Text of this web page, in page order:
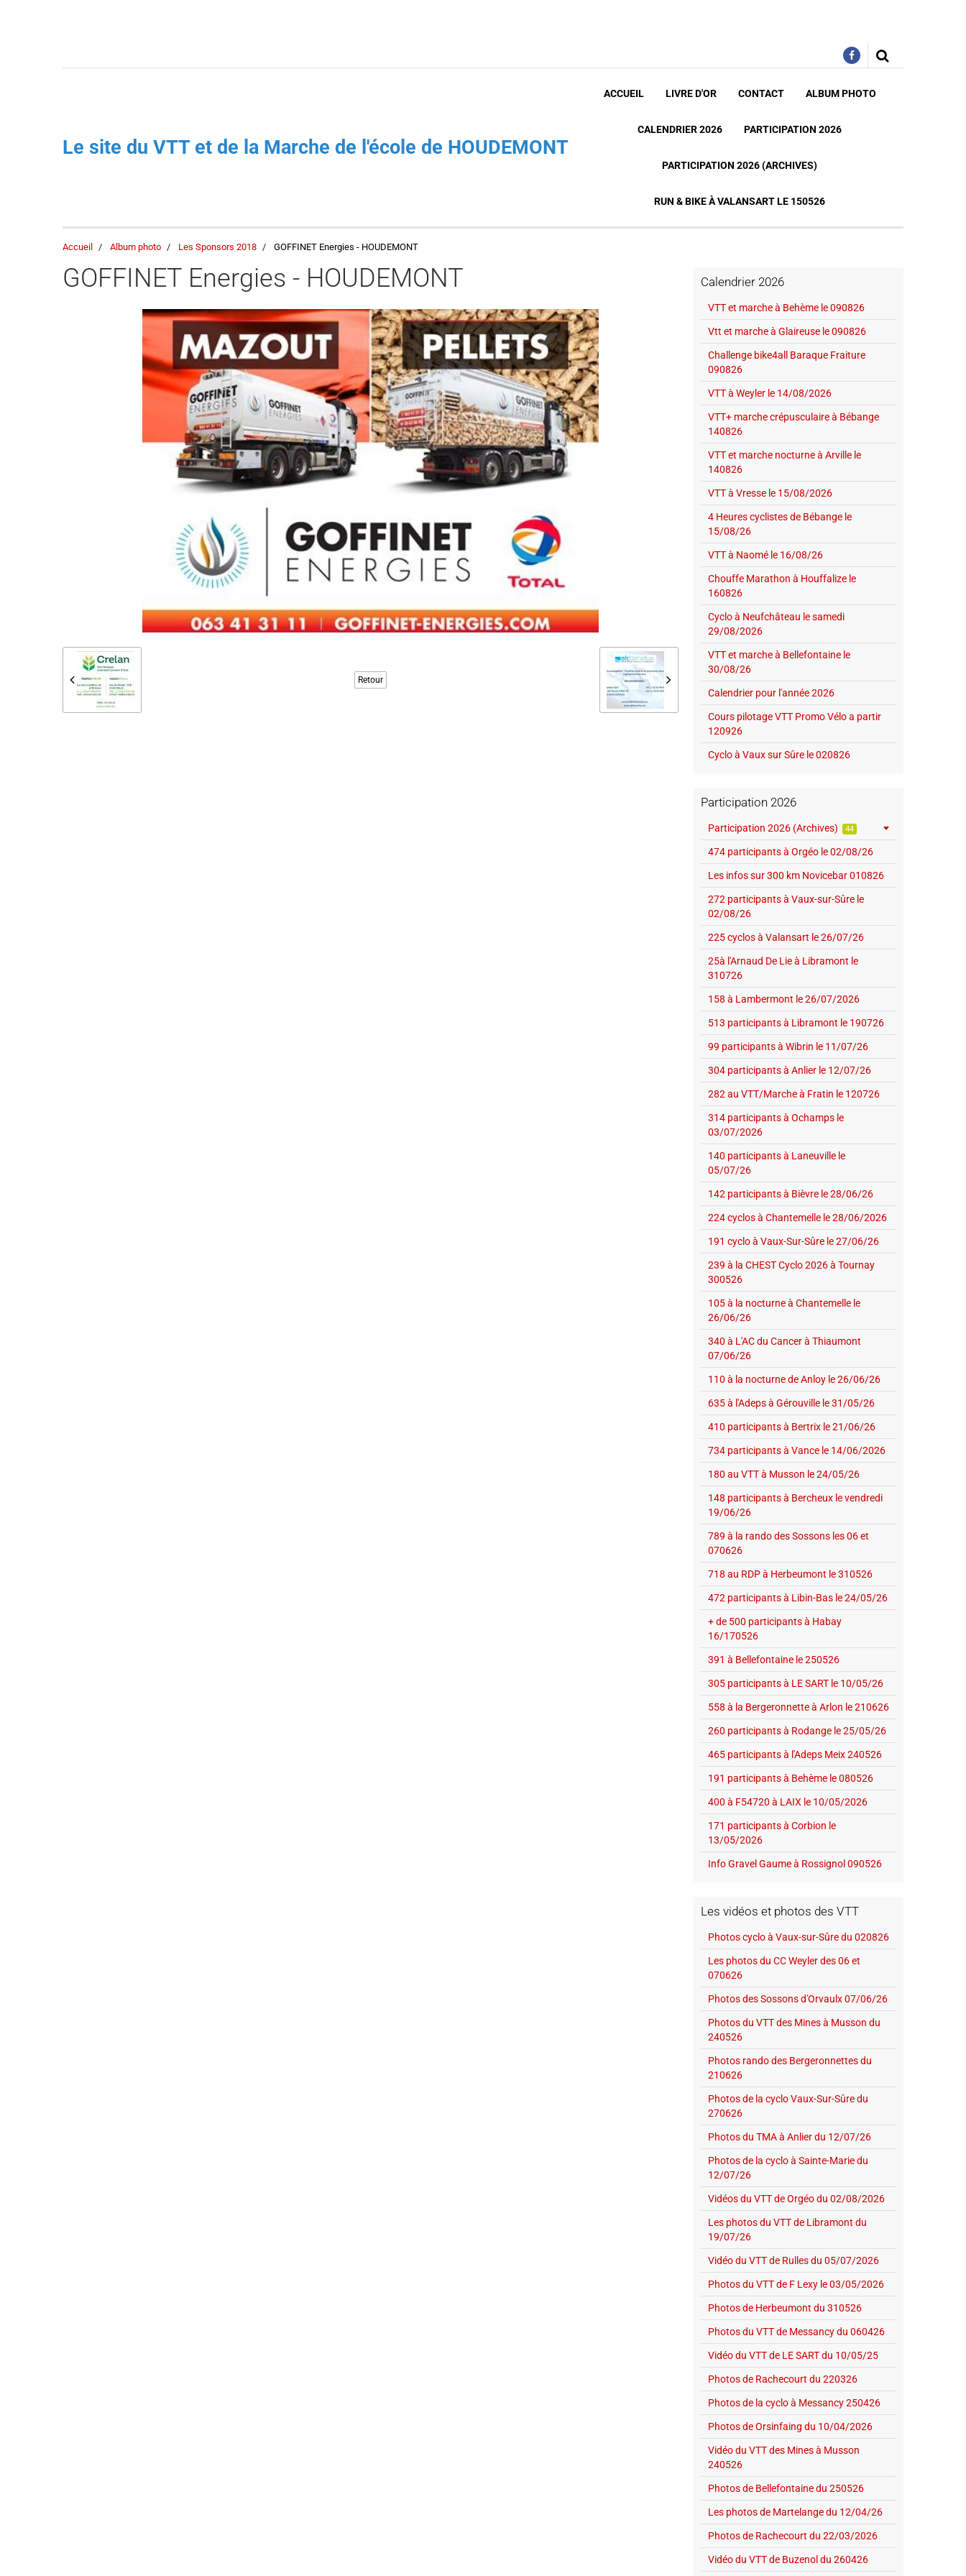
Le site du VTT et de la Marche de l'école de HOUDEMONT
ACCUEIL LIVRE D'OR CONTACT ALBUM PHOTO
CALENDRIER 2026 PARTICIPATION 2026
PARTICIPATION 2026 (ARCHIVES)
RUN & BIKE À VALANSART LE 150526
Accueil Album photo Les Sponsors 2018 GOFFINET Energies - HOUDEMONT
GOFFINET Energies - HOUDEMONT
Retour
Calendrier 2026
VTT et marche à Behème le 090826
Vtt et marche à Glaireuse le 090826
Challenge bike4all Baraque Fraiture
090826
VTT à Weyler le 14/08/2026
VTT+ marche crépusculaire à Bébange
140826
VTT et marche nocturne à Arville le
140826
VTT à Vresse le 15/08/2026
4 Heures cyclistes de Bébange le
15/08/26
VTT à Naomé le 16/08/26
Chouffe Marathon à Houffalize le
160826
Cyclo à Neufchâteau le samedi
29/08/2026
VTT et marche à Bellefontaine le
30/08/26
Calendrier pour l'année 2026
Cours pilotage VTT Promo Vélo a partir
120926
Cyclo à Vaux sur Sûre le 020826
Participation 2026
Participation 2026 (Archives) 44
474 participants à Orgéo le 02/08/26
Les infos sur 300 km Novicebar 010826
272 participants à Vaux-sur-Sûre le
02/08/26
225 cyclos à Valansart le 26/07/26
25à l'Arnaud De Lie à Libramont le
310726
158 à Lambermont le 26/07/2026
513 participants à Libramont le 190726
99 participants à Wibrin le 11/07/26
304 participants à Anlier le 12/07/26
282 au VTT/Marche à Fratin le 120726
314 participants à Ochamps le
03/07/2026
140 participants à Laneuville le
05/07/26
142 participants à Bièvre le 28/06/26
224 cyclos à Chantemelle le 28/06/2026
191 cyclo à Vaux-Sur-Sûre le 27/06/26
239 à la CHEST Cyclo 2026 à Tournay
300526
105 à la nocturne à Chantemelle le
26/06/26
340 à L'AC du Cancer à Thiaumont
07/06/26
110 à la nocturne de Anloy le 26/06/26
635 à l'Adeps à Gérouville le 31/05/26
410 participants à Bertrix le 21/06/26
734 participants à Vance le 14/06/2026
180 au VTT à Musson le 24/05/26
148 participants à Bercheux le vendredi
19/06/26
789 à la rando des Sossons les 06 et
070626
718 au RDP à Herbeumont le 310526
472 participants à Libin-Bas le 24/05/26
+ de 500 participants à Habay
16/170526
391 à Bellefontaine le 250526
305 participants à LE SART le 10/05/26
558 à la Bergeronnette à Arlon le 210626
260 participants à Rodange le 25/05/26
465 participants à l'Adeps Meix 240526
191 participants à Behème le 080526
400 à F54720 à LAIX le 10/05/2026
171 participants à Corbion le
13/05/2026
Info Gravel Gaume à Rossignol 090526
Les vidéos et photos des VTT
Photos cyclo à Vaux-sur-Sûre du 020826
Les photos du CC Weyler des 06 et
070626
Photos des Sossons d'Orvaulx 07/06/26
Photos du VTT des Mines à Musson du
240526
Photos rando des Bergeronnettes du
210626
Photos de la cyclo Vaux-Sur-Sûre du
270626
Photos du TMA à Anlier du 12/07/26
Photos de la cyclo à Sainte-Marie du
12/07/26
Vidéos du VTT de Orgéo du 02/08/2026
Les photos du VTT de Libramont du
19/07/26
Vidéo du VTT de Rulles du 05/07/2026
Photos du VTT de F Lexy le 03/05/2026
Photos de Herbeumont du 310526
Photos du VTT de Messancy du 060426
Vidéo du VTT de LE SART du 10/05/25
Photos de Rachecourt du 220326
Photos de la cyclo à Messancy 250426
Photos de Orsinfaing du 10/04/2026
Vidéo du VTT des Mines à Musson
240526
Photos de Bellefontaine du 250526
Les photos de Martelange du 12/04/26
Photos de Rachecourt du 22/03/2026
Vidéo du VTT de Buzenol du 260426